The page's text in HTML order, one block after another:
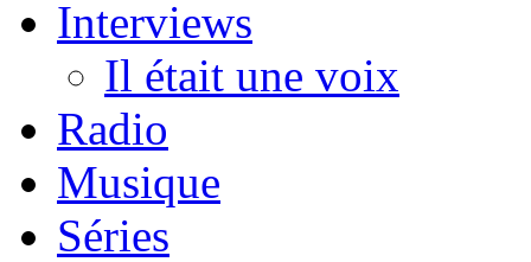
Interviews
Il était une voix
Radio
Musique
Séries